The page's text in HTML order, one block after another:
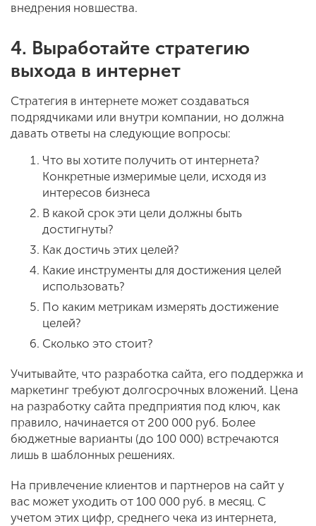
внедрения новшества.
4. Выработайте стратегию
выхода в интернет
Стратегия в интернете может создаваться
подрядчиками или внутри компании, но должна
давать ответы на следующие вопросы:
Что вы хотите получить от интернета?
Конкретные измеримые цели, исходя из
интересов бизнеса
В какой срок эти цели должны быть
достигнуты?
Как достичь этих целей?
Какие инструменты для достижения целей
использовать?
По каким метрикам измерять достижение
целей?
Сколько это стоит?
Учитывайте, что разработка сайта, его поддержка и
маркетинг требуют долгосрочных вложений. Цена
на разработку сайта предприятия под ключ, как
правило, начинается от 200 000 руб. Более
бюджетные варианты (до 100 000) встречаются
лишь в шаблонных решениях.
На привлечение клиентов и партнеров на сайт у
вас может уходить от 100 000 руб. в месяц. С
учетом этих цифр, среднего чека из интернета,